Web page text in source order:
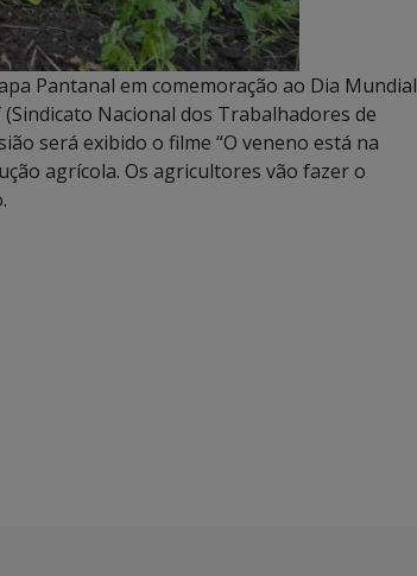
Pantanal em comemoração ao Dia Mundial
Nacional dos Trabalhadores de
será exibido o filme “O veneno está na
agrícola. Os agricultores vão fazer o